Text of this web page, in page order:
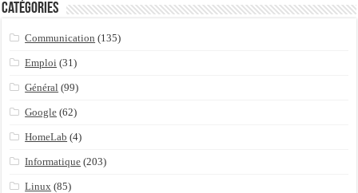
Catégories
Communication (135)
Emploi (31)
Général (99)
Google (62)
HomeLab (4)
Informatique (203)
Linux (85)